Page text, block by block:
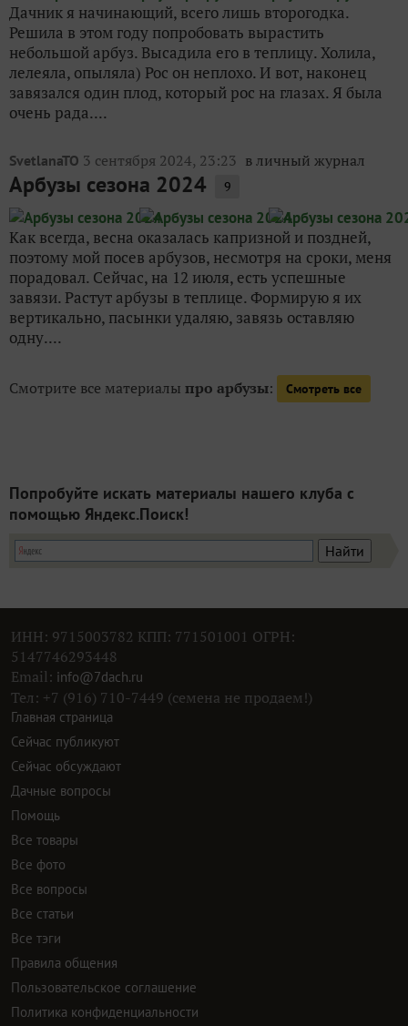
Дачник я начинающий, всего лишь второгодка.
Решила в этом году попробовать вырастить
небольшой арбуз. Высадила его в теплицу. Холила,
лелеяла, опыляла) Рос он неплохо. И вот, наконец
завязался один плод, который рос на глазах. Я была
очень рада....
SvetlanaTO 3 сентября 2024, 23:23 в личный журнал
Арбузы сезона 2024 9
Как всегда, весна оказалась капризной и поздней,
поэтому мой посев арбузов, несмотря на сроки, меня
порадовал. Сейчас, на 12 июля, есть успешные
завязи. Растут арбузы в теплице. Формирую я их
вертикально, пасынки удаляю, завязь оставляю
одну....
Смотрите все материалы про арбузы: Смотреть все
Попробуйте искать материалы нашего клуба с
помощью Яндекс.Поиск!
ИНН: 9715003782 КПП: 771501001 ОГРН:
5147746293448
Email: info@7dach.ru
Тел: +7 (916) 710-7449 (семена не продаем!)
Главная страница
Сейчас публикуют
Сейчас обсуждают
Дачные вопросы
Помощь
Все товары
Все фото
Все вопросы
Все статьи
Все тэги
Правила общения
Пользовательское соглашение
Политика конфиденциальности